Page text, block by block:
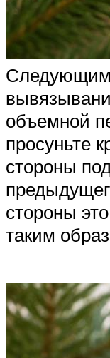
Следующим
объемной
просуньте
стороны
стороны
таким